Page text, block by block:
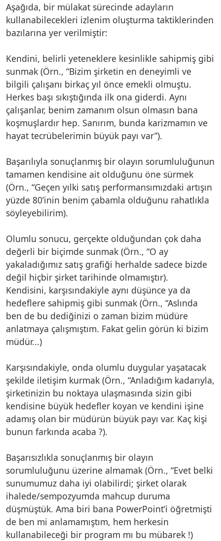
Aşağıda, bir mülakat sürecinde adayların
kullanabilecekleri izlenim oluşturma taktiklerinden
bazılarına yer verilmiştir:
Kendini, belirli yeteneklere kesinlikle sahipmiş gibi
sunmak (Örn., “Bizim şirketin en deneyimli ve
bilgili çalışanı birkaç yıl önce emekli olmuştu.
Herkes başı sıkıştığında ilk ona giderdi. Aynı
çalışanlar, benim zamanım olsun olmasın bana
koşmuşlardır hep. Sanırım, bunda karizmamın ve
hayat tecrübelerimin büyük payı var”).
Başarılıyla sonuçlanmış bir olayın sorumluluğunun
tamamen kendisine ait olduğunu öne sürmek
(Örn., “Geçen yılki satış performansımızdaki artışın
yüzde 80’inin benim çabamla olduğunu rahatlıkla
söyleyebilirim).
Olumlu sonucu, gerçekte olduğundan çok daha
değerli bir biçimde sunmak (Örn., “O ay
yakaladığımız satış grafiği herhalde sadece bizde
değil hiçbir şirket tarihinde olmamıştır).
Kendisini, karşısındakiyle aynı düşünce ya da
hedeflere sahipmiş gibi sunmak (Örn., “Aslında
ben de bu dediğinizi o zaman bizim müdüre
anlatmaya çalışmıştım. Fakat gelin görün ki bizim
müdür...)
Karşısındakiyle, onda olumlu duygular yaşatacak
şekilde iletişim kurmak (Örn., “Anladığım kadarıyla,
şirketinizin bu noktaya ulaşmasında sizin gibi
kendisine büyük hedefler koyan ve kendini işine
adamış olan bir müdürün büyük payı var. Kaç kişi
bunun farkında acaba ?).
Başarısızlıkla sonuçlanmış bir olayın
sorumluluğunu üzerine almamak (Örn., “Evet belki
sunumumuz daha iyi olabilirdi; şirket olarak
ihalede/sempozyumda mahcup duruma
düşmüştük. Ama biri bana PowerPoint’i öğretmişti
de ben mi anlamamıştım, hem herkesin
kullanabileceği bir program mı bu mübarek !)